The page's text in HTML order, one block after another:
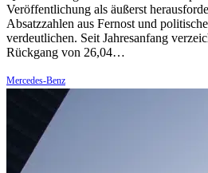
Veröffentlichung als äußerst
Absatzzahlen aus Fernost und
verdeutlichen. Seit Jahresanfang
Rückgang von 26,04…
Mercedes-Benz